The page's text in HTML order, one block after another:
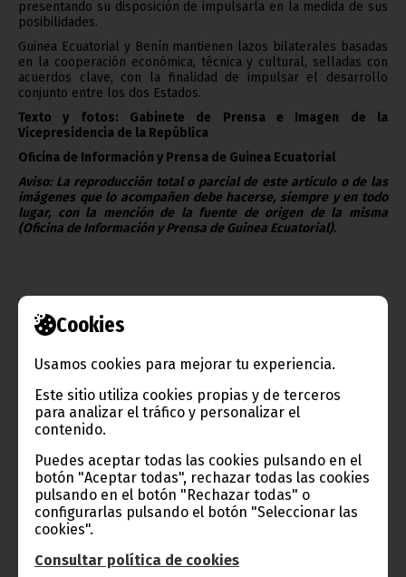
Cookies
Usamos cookies para mejorar tu experiencia.
Este sitio utiliza cookies propias y de terceros
para analizar el tráfico y personalizar el
contenido.
Puedes aceptar todas las cookies pulsando en el
botón "Aceptar todas", rechazar todas las cookies
pulsando en el botón "Rechazar todas" o
configurarlas pulsando el botón "Seleccionar las
cookies".
Consultar política de cookies
presentando su disposición de impulsarla en la medida de sus
posibilidades.
Guinea Ecuatorial y Benín mantienen lazos bilaterales basadas
en la cooperación económica, técnica y cultural, selladas con
acuerdos clave, con la finalidad de impulsar el desarrollo
conjunto entre los dos Estados.
Texto y fotos: Gabinete de Prensa e Imagen de la
Vicepresidencia de la República
Oficina de Información y Prensa de Guinea Ecuatorial
Aviso: La reproducción total o parcial de este artículo o de las
imágenes que lo acompañen debe hacerse, siempre y en todo
lugar, con la mención de la fuente de origen de la misma
(Oficina de Información y Prensa de Guinea Ecuatorial).
Gobierno e Instituciones
Información de Guinea Ecuatorial
TVGE